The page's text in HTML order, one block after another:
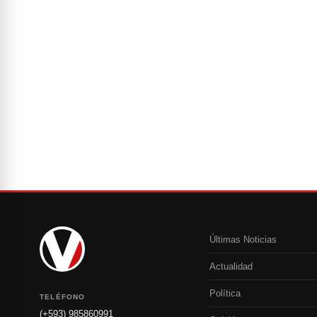
TELÉFONO
(+593) 985860991
Últimas Noticias
Actualidad
Política